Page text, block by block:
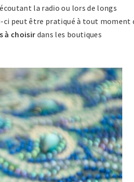
la radio ou lors de longs
ci peut être pratiqué à tout moment
à choisir dans les boutiques